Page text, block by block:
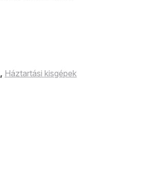
, Háztartási kisgépek